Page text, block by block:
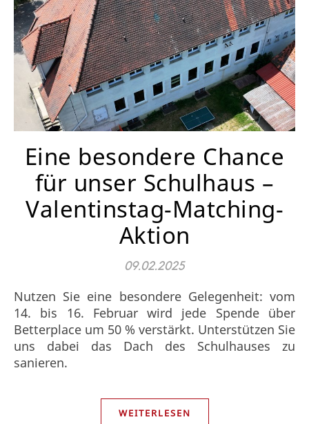
Eine besondere Chance
für unser Schulhaus –
Valentinstag-Matching-
Aktion
09.02.2025
Nutzen Sie eine besondere Gelegenheit: vom
14. bis 16. Februar wird jede Spende über
Betterplace um 50 % verstärkt. Unterstützen Sie
uns dabei das Dach des Schulhauses zu
sanieren.
WEITERLESEN